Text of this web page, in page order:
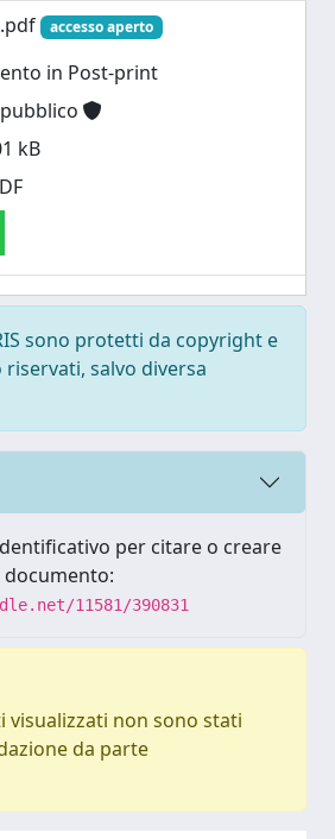
accesso aperto
in Post-print
kB
sono protetti da copyright e
salvo diversa
per citare o creare
11581/390831
visualizzati non sono stati
da parte